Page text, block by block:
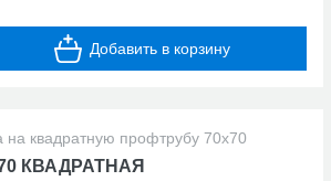
Добавить в корзину
КВАДРАТНАЯ